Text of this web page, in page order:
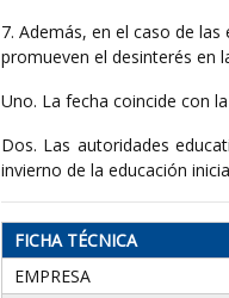
7. Además, en el caso de
promueven el desinterés en
Uno. La fecha coincide con
Dos. Las autoridades
invierno de la educación
FICHA TÉCNICA
EMPRESA